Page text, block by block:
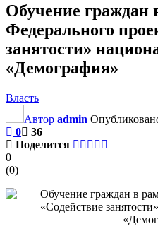
Обучение граждан
Федерального
занятости»
«Демография»
Власть
Автор admin
0
36
Поделится
0
(0)